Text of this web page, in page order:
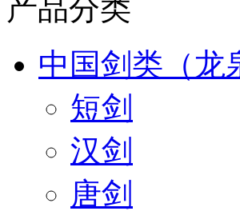
产品分类
中国剑类（龙
短剑
汉剑
唐剑